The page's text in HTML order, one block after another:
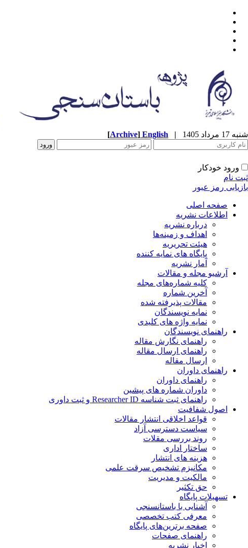
شنبه 17 مرداد 1405 |
English
[Archive]
ورود خودکار
ثبت نام
بازیابی رمز عبور
صفحه اصلی
اطلاعات نشریه
درباره نشریه
اهداف و زمینه‌ها
هیئت تحریریه
پایگاه های نمایه کننده
آمار نشریه
آرشیو مجله و مقالات
کلیه شماره‌های مجله
آخرین شماره
مقالات پذیرفته شده
نمایه نویسندگان
نمایه واژه های کلیدی
راهنمای نویسندگان
راهنمای نگارش مقاله
راهنمای ارسال مقاله
ارسال مقاله
راهنمای داوران
راهنمای داوران
داوران شماره های پیشین
راهنمای ثبت شناسه Researcher ID و ثبت داوری
اصول شفافیت
قواعد اخلاقی انتشار مقالات
سیاست دسترسی آزاد
روند بررسی مقلات
ساختار اداری
هزینه های انتشار
ﻣﮑﺎﻧﯿﺰم ﺗﺸﺨﯿﺺ ﺳﺮﻗﺖ ﻋﻠﻤﯽ
مالکیت و مدیریت
حق تکثیر
تسهیلات پایگاه
آشنایی با باستانسنجی
معرفی کتب تخصصی
صفحه برترین‌های پایگاه
راهنمای صفحات
اخبار نشریه